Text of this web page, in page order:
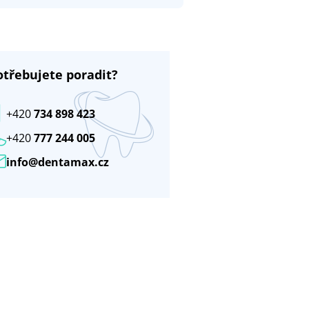
poradit?
info@dentamax.cz
+420777 244 005
+420734 898 423